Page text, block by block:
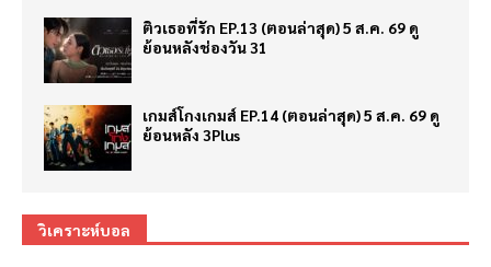
ติวเธอที่รัก EP.13 (ตอนล่าสุด) 5 ส.ค. 69 ดู
ย้อนหลังช่องวัน 31
เกมส์โกงเกมส์ EP.14 (ตอนล่าสุด) 5 ส.ค. 69 ดู
ย้อนหลัง 3Plus
วิเคราะห์บอล